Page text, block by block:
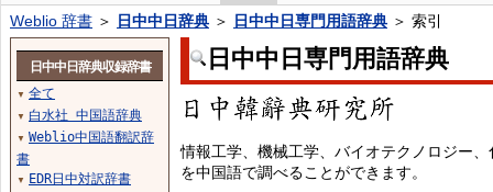
Weblio 辞書 ＞ 日中中日辞典 ＞ 日中中日専門用語辞典 ＞ 索引
日中中日専門用語辞典
情報工学、機械工学、バイオテクノロジー
を中国語で調べることができます。
日中中日辞典収録辞書
▼ 全て
▼ 白水社 中国語辞典
▼ Weblio中国語翻訳辞
書
▼ EDR日中対訳辞書